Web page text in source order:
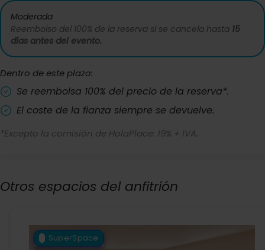
Moderada
Reembolso del 100% de la reserva si se cancela hasta 15
días antes del evento.
Dentro de este plazo:
Se reembolsa 100% del precio de la reserva*.
El coste de la fianza siempre se devuelve.
*Excepto la comisión de HolaPlace: 19% + IVA.
Otros espacios del anfitrión
SuperSpace